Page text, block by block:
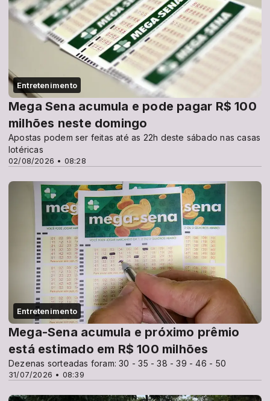
Entretenimento
02/08/2026 • 08:28
Mega Sena acumula e pode pagar R$ 100
milhões neste domingo
Apostas podem ser feitas até as 22h deste sábado nas casas
lotéricas
Entretenimento
31/07/2026 • 08:39
Mega-Sena acumula e próximo prêmio
está estimado em R$ 100 milhões
Dezenas sorteadas foram: 30 - 35 - 38 - 39 - 46 - 50